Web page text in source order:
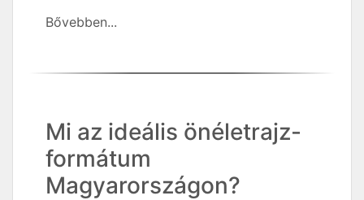
Bővebben...
Mi az ideális önéletrajz-
formátum
Magyarországon?